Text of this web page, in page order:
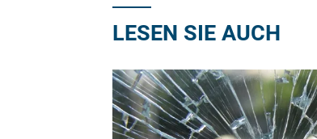
LESEN SIE AUCH